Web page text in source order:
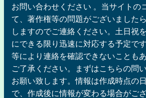
お問い合わせください 。当サイトの
て、著作権等の問題がございました
しますのでご連絡ください。土日祝
にできる限り迅速に対応する予定で
等により連絡を確認できないことも
ご了承ください。まずはこちらの問
お願い致します。情報は作成時点の
で、作成後に情報が変わる場合がご